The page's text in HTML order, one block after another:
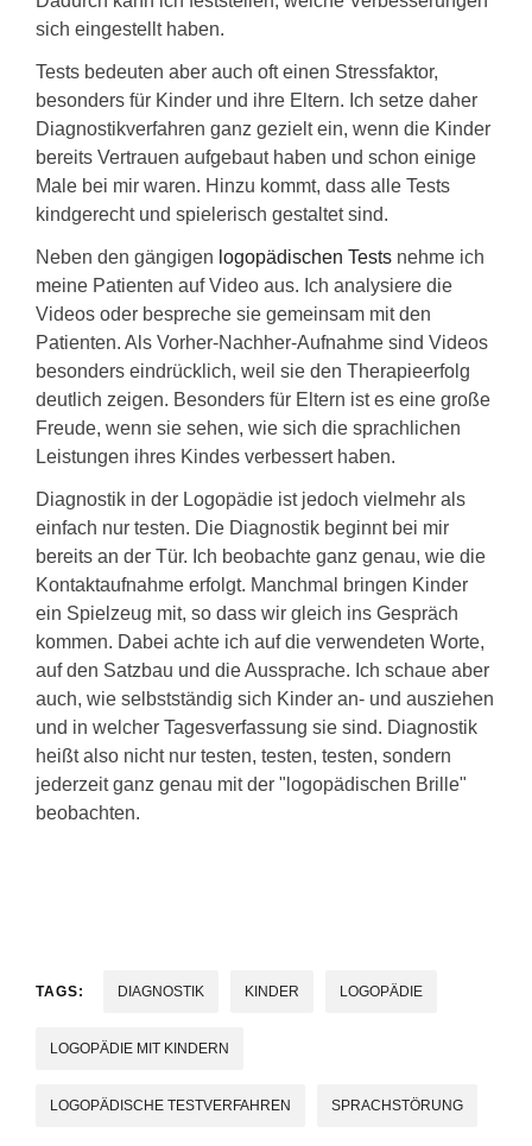
sich eingestellt haben.
Tests bedeuten aber auch oft einen Stressfaktor,
besonders für Kinder und ihre Eltern. Ich setze daher
Diagnostikverfahren ganz gezielt ein, wenn die Kinder
bereits Vertrauen aufgebaut haben und schon einige
Male bei mir waren. Hinzu kommt, dass alle Tests
kindgerecht und spielerisch gestaltet sind.
Neben den gängigen logopädischen Tests nehme ich
meine Patienten auf Video aus. Ich analysiere die
Videos oder bespreche sie gemeinsam mit den
Patienten. Als Vorher-Nachher-Aufnahme sind Videos
besonders eindrücklich, weil sie den Therapieerfolg
deutlich zeigen. Besonders für Eltern ist es eine große
Freude, wenn sie sehen, wie sich die sprachlichen
Leistungen ihres Kindes verbessert haben.
Diagnostik in der Logopädie ist jedoch vielmehr als
einfach nur testen. Die Diagnostik beginnt bei mir
bereits an der Tür. Ich beobachte ganz genau, wie die
Kontaktaufnahme erfolgt. Manchmal bringen Kinder
ein Spielzeug mit, so dass wir gleich ins Gespräch
kommen. Dabei achte ich auf die verwendeten Worte,
auf den Satzbau und die Aussprache. Ich schaue aber
auch, wie selbstständig sich Kinder an- und ausziehen
und in welcher Tagesverfassung sie sind. Diagnostik
heißt also nicht nur testen, testen, testen, sondern
jederzeit ganz genau mit der "logopädischen Brille"
beobachten.
TAGS: DIAGNOSTIK KINDER LOGOPÄDIE
LOGOPÄDIE MIT KINDERN
LOGOPÄDISCHE TESTVERFAHREN SPRACHSTÖRUNG